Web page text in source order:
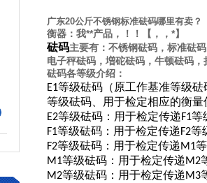
广东20公斤不锈钢标准砝码哪里有卖？
衡器：我**产品，！！【，，*】
砝码主要有：不锈钢砝码，标准砝
电子秤砝码，増砣砝码，牛顿砝码，
砝码各等级介绍：
E1等级砝码 （ 原工作基准等级砝
等级砝码、用于检定相应的衡量
E2等级砝码：用于检定传递F1等
F1等级砝码：用于检定传递F2等
F2等级砝码：用于检定传递M1
M1等级砝码：用于检定传递M2
M2等级砝码：用于检定传递M3